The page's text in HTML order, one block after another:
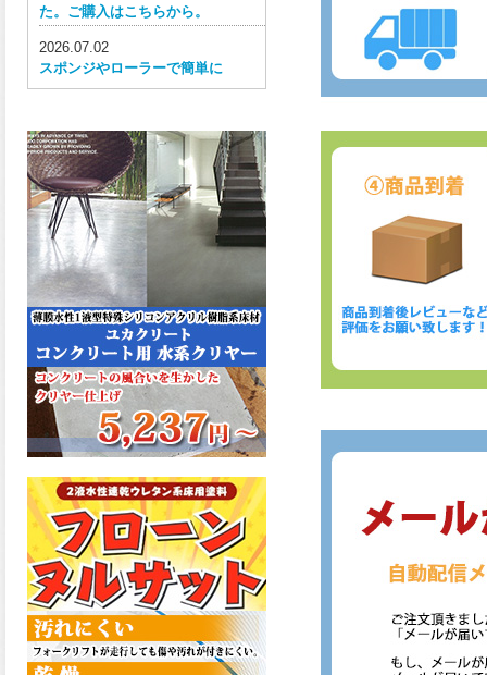
た。ご購入はこちらから。
2026.07.02
スポンジやローラーで簡単に
塗ってはがせる目かくし用水
イントが新しく販売開始致し
ました。ご購入はこちらか
ら。
2026.06.30
ウレタン特有の網目構造の反
応塗膜は、強靭で耐衝撃性、
耐擦り傷性、耐摩耗性に優れ
た機能を発揮、フローンフル
トップが新しく販売開始致し
ました。ご購入はこちらか
ら。
2026.06.29
コストを重視しした材料で、
優れた性能と高品質で高度な
防水機能を発揮、フローン12
た。ご購入はこちらから。
2026.06.29
数多くの施工実績を持つ信頼
性の高い塗材 優れた性能と高
品質で高度な防水機能を発
揮、フローン11が新しく販売
開始致しました。ご購入はこ
ちらから。